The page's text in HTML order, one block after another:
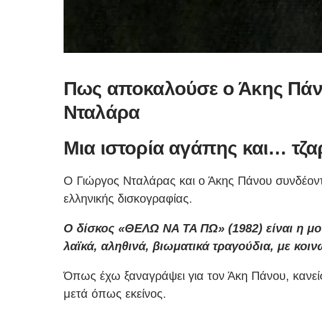
Πως αποκαλούσε ο Άκης
Νταλάρα
Μια ιστορία αγάπης και…
Ο Γιώργος Νταλάρας και ο Άκης Πάνου
ελληνικής δισκογραφίας.
Ο δίσκος «ΘΕΛΩ ΝΑ ΤΑ ΠΩ» (1982) είναι η
λαϊκά, αληθινά, βιωματικά τραγούδια, με
Όπως έχω ξαναγράψει για τον Άκη Πάνου,
μετά όπως εκείνος.